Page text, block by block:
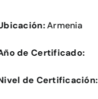
Armenia
de Certificado:
de Certificación: